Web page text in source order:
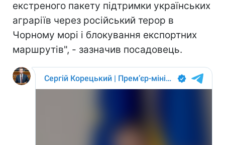
екстреного пакету підтримки українських
аграріїв через російський терор в
Чорному морі і блокування експортних
маршрутів", - зазначив посадовець.